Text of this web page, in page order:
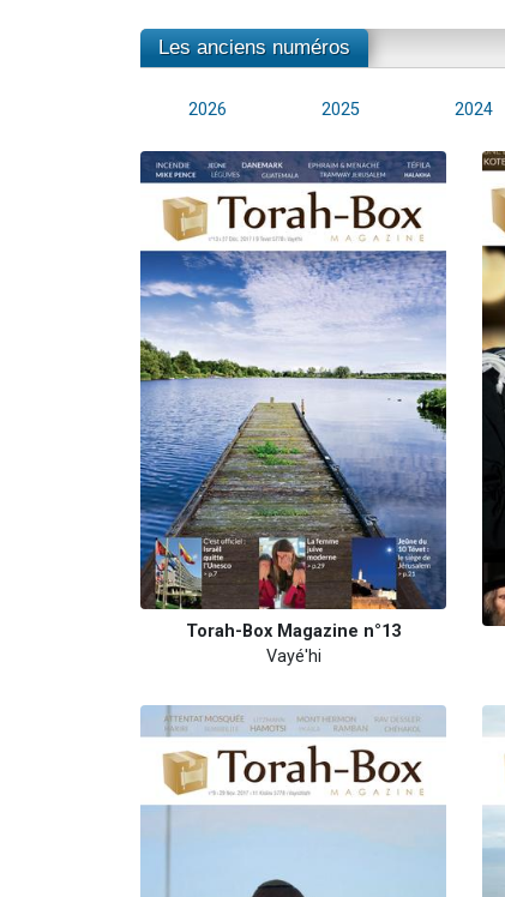
Les anciens numéros
2026 2025 2024
Torah-Box Magazine n°13
Vayé'hi